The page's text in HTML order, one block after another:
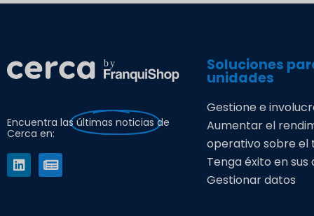
Encuentra las últimas noticias de
Cerca en:
Soluciones
unidades
Gestione e
Aumentar el
operativo sobre el
Tenga éxito en
Gestionar datos